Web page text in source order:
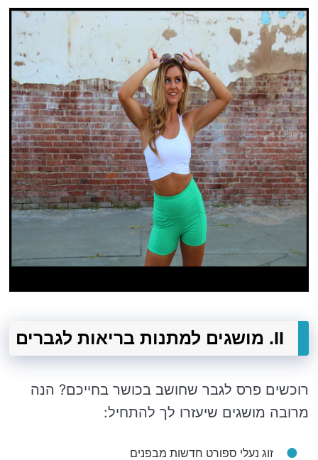
II. מושגים למתנות בריאות לגברים
רוכשים פרס לגבר שחושב בכושר בחייכם? הנה
מרובה מושגים שיעזרו לך להתחיל:
זוג נעלי ספורט חדשות מבפנים